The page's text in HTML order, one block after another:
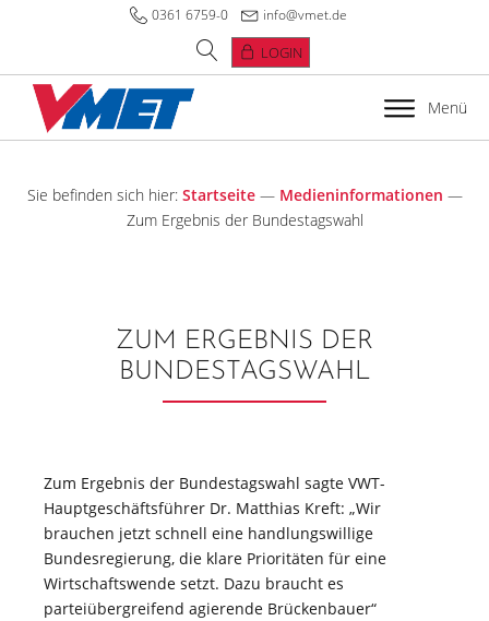
0361 6759-0 info@vmet.de
LOGIN
Menü
Sie befinden sich hier: Startseite— Medieninformationen —
Zum Ergebnis der Bundestagswahl
ZUM ERGEBNIS DER
BUNDESTAGSWAHL
Zum Ergebnis der Bundestagswahl sagte VWT-
Hauptgeschäftsführer Dr. Matthias Kreft: „Wir
brauchen jetzt schnell eine handlungswillige
Bundesregierung, die klare Prioritäten für eine
Wirtschaftswende setzt. Dazu braucht es
parteiübergreifend agierende Brückenbauer“